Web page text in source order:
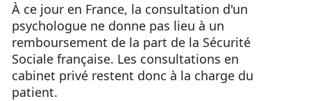
À ce jour en France, la consultation d'un
psychologue ne donne pas lieu à un
remboursement de la part de la Sécurité
Sociale française. Les consultations en
cabinet privé restent donc à la charge du
patient.